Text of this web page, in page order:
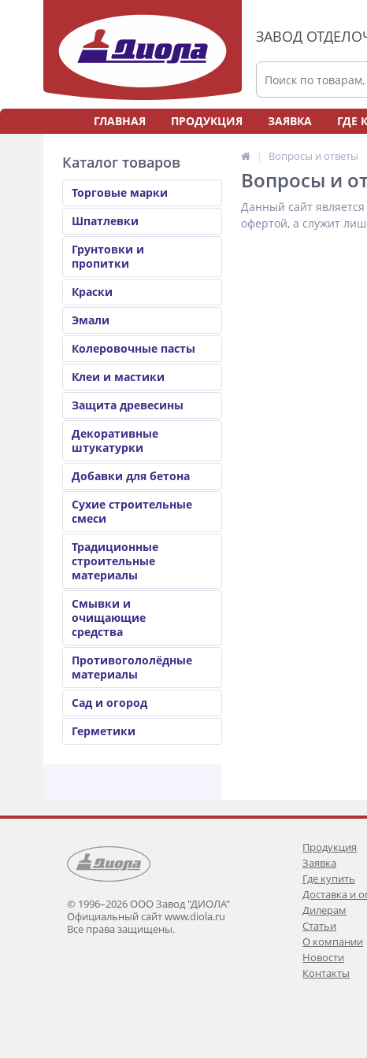
ЗАВОД
ГЛАВНАЯ ПРОДУКЦИЯ ЗАЯВКА ГДЕ
Каталог товаров
Торговые марки
Шпатлевки
Грунтовки и
пропитки
Краски
Эмали
Колеровочные пасты
Клеи и мастики
Защита древесины
Декоративные
штукатурки
Добавки для бетона
Сухие строительные
смеси
Традиционные
строительные
материалы
Смывки и
очищающие
средства
Противогололёдные
материалы
Сад и огород
Герметики
Вопросы и ответы
Вопросы и
Данный сайт
офертой, а служит
© 1996–2026 ООО Завод "ДИОЛА"
Официальный сайт www.diola.ru
Все права защищены.
Продукция
Заявка
Где купить
Доставка и
Дилерам
Статьи
О компании
Новости
Контакты